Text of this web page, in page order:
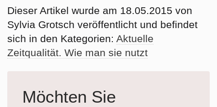
Dieser Artikel wurde am 18.05.2015 von
Sylvia Grotsch veröffentlicht und befindet
sich in den Kategorien: Aktuelle
Zeitqualität. Wie man sie nutzt
Möchten Sie